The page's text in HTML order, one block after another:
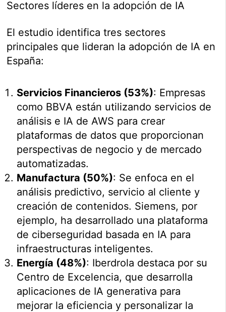
Sectores líderes en la adopción de IA
El estudio identifica tres sectores
principales que lideran la adopción de IA en
España:
Servicios Financieros (53%): Empresas
como BBVA están utilizando servicios de
análisis e IA de AWS para crear
plataformas de datos que proporcionan
perspectivas de negocio y de mercado
automatizadas.
Manufactura (50%): Se enfoca en el
análisis predictivo, servicio al cliente y
creación de contenidos. Siemens, por
ejemplo, ha desarrollado una plataforma
de ciberseguridad basada en IA para
infraestructuras inteligentes.
Energía (48%): Iberdrola destaca por su
Centro de Excelencia, que desarrolla
aplicaciones de IA generativa para
mejorar la eficiencia y personalizar la